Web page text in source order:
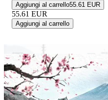
Aggiungi al carrello55.61 EUR
55.61 EUR
Aggiungi al carrello